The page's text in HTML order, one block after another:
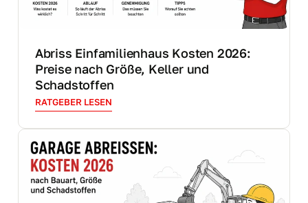
Abriss Einfamilienhaus Kosten 2026:
Preise nach Größe, Keller und
Schadstoffen
RATGEBER LESEN